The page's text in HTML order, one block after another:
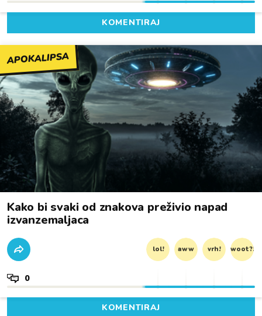
KOMENTIRAJ
APOKALIPSA
Kako bi svaki od znakova preživio napad
izvanzemaljaca
lol! aww vrh! woot?!
0
KOMENTIRAJ